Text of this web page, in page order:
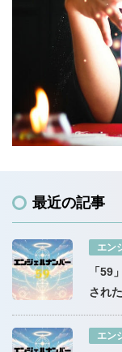
最近の記事
エン
「59
され
エン